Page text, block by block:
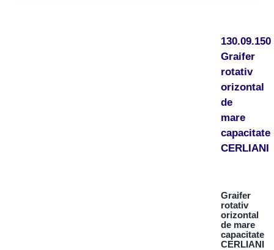
130.09.150
Graifer
rotativ
orizontal
de
mare
capacitate
CERLIANI
Graifer
rotativ
orizontal
de mare
capacitate
CERLIANI